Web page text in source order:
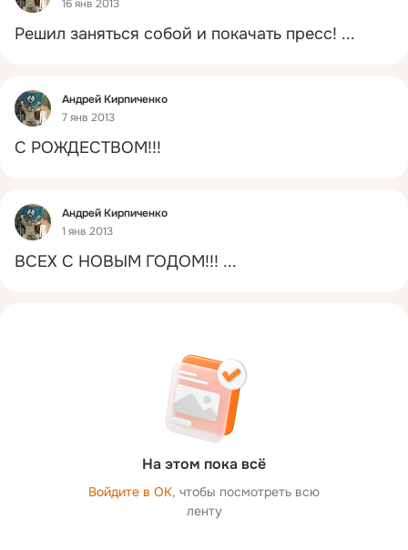
16 янв 2013
Решил заняться собой и покачать пресс! ...
Фид
Андрей Кирпиченко
7 янв 2013
С РОЖДЕСТВОМ!!!
Фид
Андрей Кирпиченко
1 янв 2013
ВСЕХ С НОВЫМ ГОДОМ!!! ...
На этом пока всё
Войдите в ОК, чтобы посмотреть всю
ленту